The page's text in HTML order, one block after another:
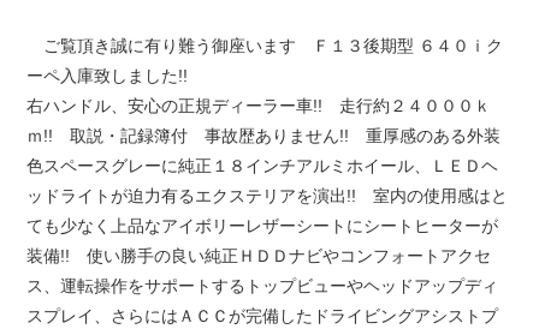
ご覧頂き誠に有り難う御座います Ｆ１３後期型 ６４０ｉク
ーペ入庫致しました!!
右ハンドル、安心の正規ディーラー車!! 走行約２４０００ｋ
ｍ!! 取説・記録簿付 事故歴ありません!! 重厚感のある外装
色スペースグレーに純正１８インチアルミホイール、ＬＥＤヘ
ッドライトが迫力有るエクステリアを演出!! 室内の使用感はと
ても少なく上品なアイボリーレザーシートにシートヒーターが
装備!! 使い勝手の良い純正ＨＤＤナビやコンフォートアクセ
ス、運転操作をサポートするトップビューやヘッドアップディ
スプレイ、さらにはＡＣＣが完備したドライビングアシストプ